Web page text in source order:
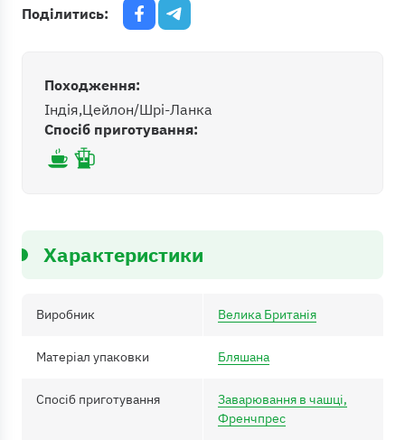
Поділитись:
Походження:
Індія Цейлон/Шрі-Ланка
Спосіб приготування:
Характеристики
Виробник Велика Британія
Матеріал упаковки Бляшана
Спосіб приготування
Заварювання в чашці,
Френчпрес